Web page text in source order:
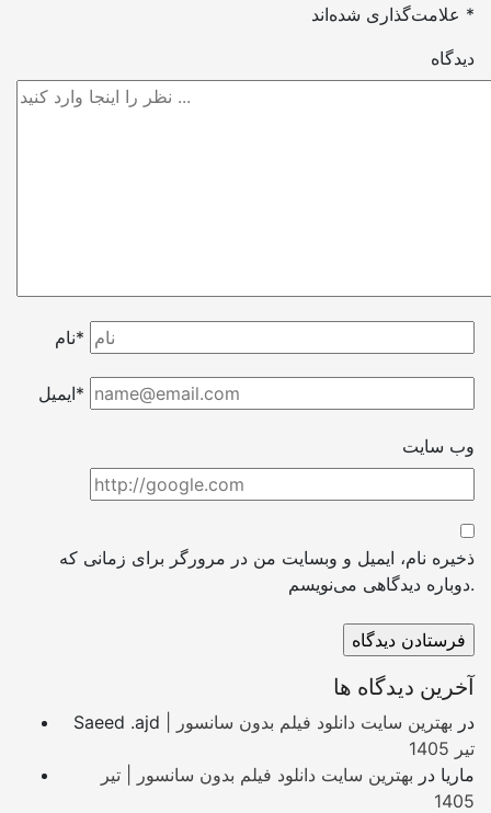
*
دیدگاه
نام*
ایمیل*
وب سایت
ذخیره نام، ایمیل و وبسایت من در مرورگر برای زمانی که
دوباره دیدگاهی می‌نویسم.
آخرین دیدگاه ها
Saeed .ajd در بهترین سایت دانلود فیلم بدون سانسور |
تیر 1405
ماریا در بهترین سایت دانلود فیلم بدون سانسور | تیر
1405